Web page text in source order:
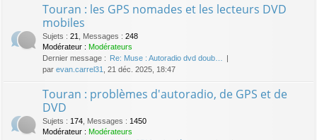
Touran : les GPS nomades et les lecteurs DVD
mobiles
Sujets : 21 Messages : 248
Modérateur : Modérateurs
Dernier message : Re: Muse : Autoradio dvd doub…
par evan.carrel31 , 21 déc. 2025, 18:47
Touran : problèmes d'autoradio, de GPS et de
DVD
Sujets : 174 Messages : 1450
Modérateur : Modérateurs